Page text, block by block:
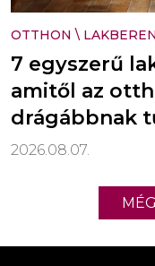
OTTHON \
7 egyszerű
amitől az
drágábbnak
2026.08.07.